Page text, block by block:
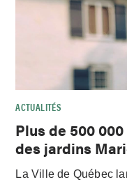
ACTUALITÉS
Plus de 500
des jardins
La Ville de Québec